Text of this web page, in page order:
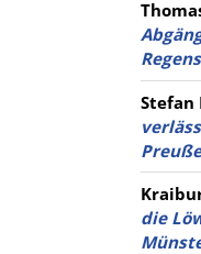
Stefan
die